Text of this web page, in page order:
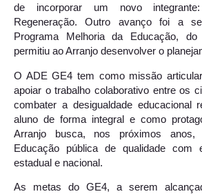
de incorporar um novo
Regeneração. Outro avanço foi a
Programa Melhoria da Educação,
permitiu ao Arranjo desenvolver o
O ADE GE4 tem como missão
apoiar o trabalho colaborativo entre os
combater a desigualdade educacional
aluno de forma integral e como
Arranjo busca, nos próximos anos,
Educação pública de qualidade com
estadual e nacional.
As metas do GE4, a serem